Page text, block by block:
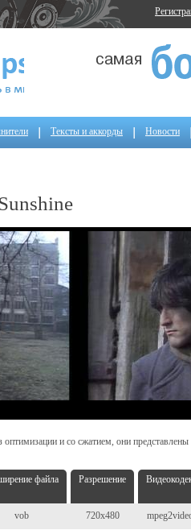
Тексты и аккорды Новости
и со сжатием, они
файла Разрешение
vob 720x480